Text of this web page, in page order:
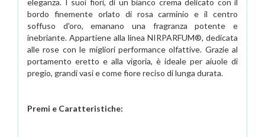
bordo finemente orlato di rosa carminio e il centro
soffuso d'oro, emanano una fragranza potente e
inebriante. Appartiene alla linea NIRPARFUM®, dedicata
alle rose con le migliori performance olfattive. Grazie al
portamento eretto e alla vigoria, è ideale per aiuole di
pregio, grandi vasi e come fiore reciso di lunga durata.
Premi e Caratteristiche: